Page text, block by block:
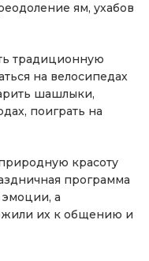
ям, ухабов
традиционную
на велосипедах
шашлыки,
поиграть на
красоту
программа
а
их к общению и